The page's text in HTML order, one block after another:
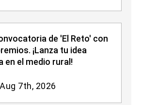
de 'El Reto' con
¡Lanza tu idea
en el medio rural!
7th, 2026